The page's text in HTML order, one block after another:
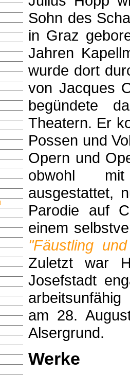
Sohn des
in Graz
Jahren
wurde dort
von Jacques
begündete
Theatern. Er
Possen und
Opern und
obwohl mit
ausgestattet,
Parodie auf
einem
"Fäustling
Zuletzt war
Josefstadt
am 28.
Alsergrund.
Werke